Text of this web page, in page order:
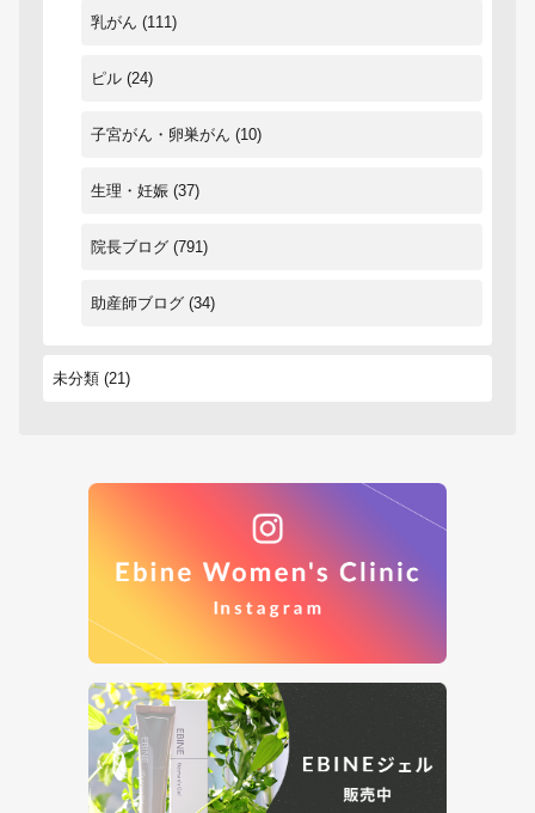
乳がん (111)
ピル (24)
子宮がん・卵巣がん (10)
生理・妊娠 (37)
院長ブログ (791)
助産師ブログ (34)
未分類 (21)